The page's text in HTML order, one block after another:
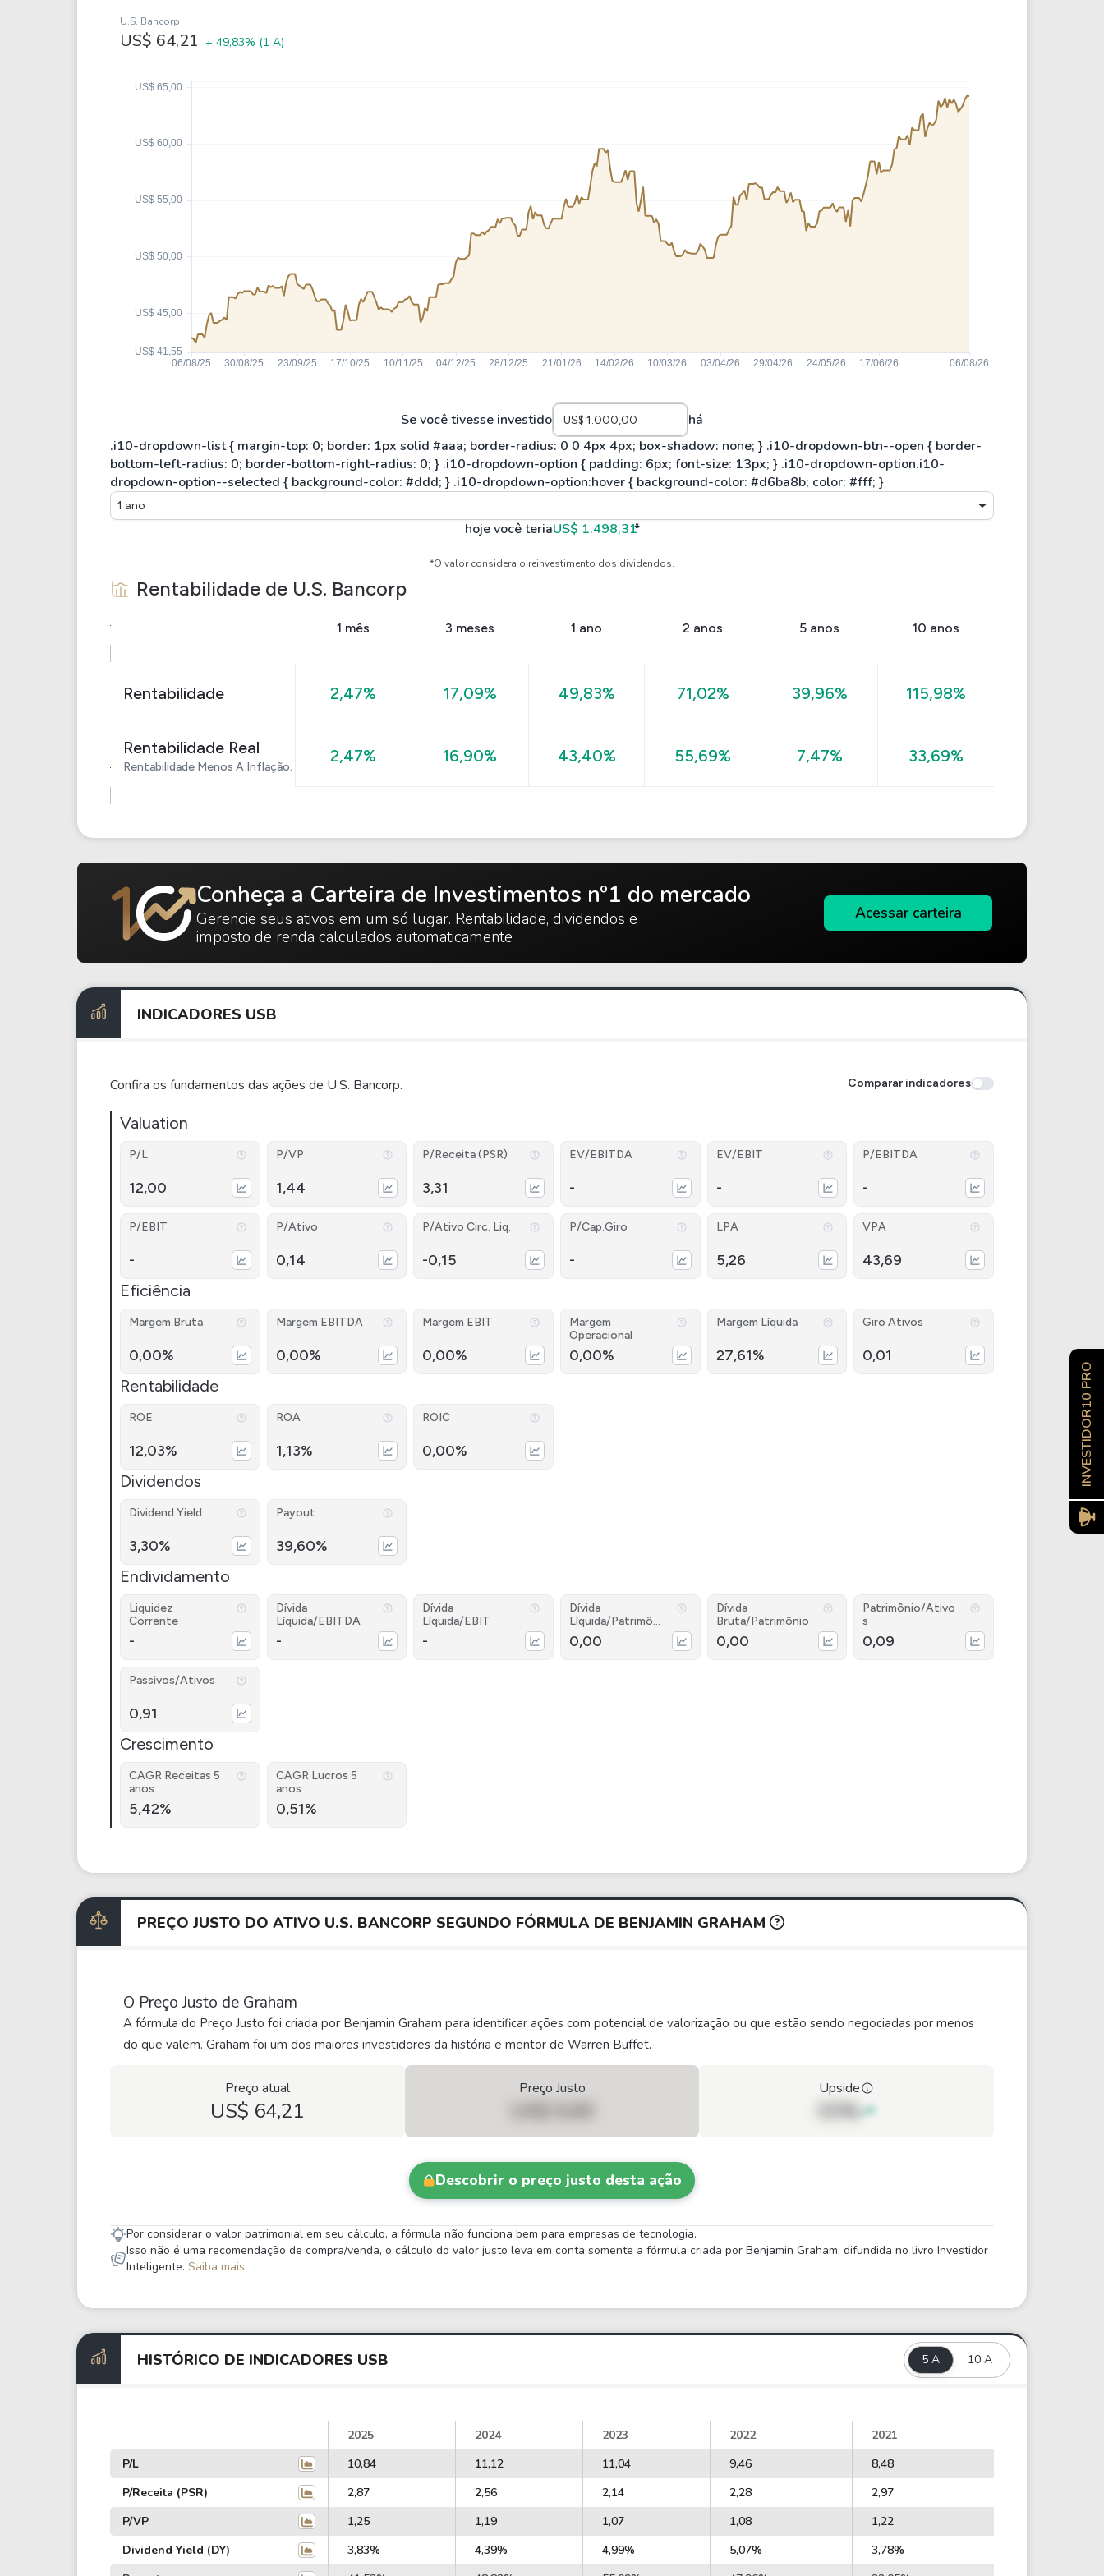
Klabin
Petrobrás
Ver todos
KNCR11
U.S. Bancorp
US$ 64,21 + 49,83% (1 A)
Se você tivesse investido há
1 ano
hoje você teriaUS$ 1.498,31*
*O valor considera o reinvestimento dos dividendos.
Rentabilidade de U.S. Bancorp
1 mês 3 meses 1 ano 2 anos 5 anos 10 anos
Rentabilidade 2,47% 17,09% 49,83% 71,02% 39,96% 115,98%
Rentabilidade Real
Rentabilidade Menos A Inflação.
2,47% 16,90% 43,40% 55,69% 7,47% 33,69%
Conheça a Carteira de Investimentos nº1 do mercado
Gerencie seus ativos em um só lugar. Rentabilidade, dividendos e
imposto de renda calculados automaticamente
Acessar carteira
INDICADORES USB
Confira os fundamentos das ações de U.S. Bancorp. Comparar indicadores
Valuation
P/L
12,00
P/VP
1,44
P/Receita (PSR)
3,31
EV/EBITDA
-
EV/EBIT
-
P/EBITDA
-
P/EBIT
-
P/Ativo
0,14
P/Ativo Circ. Liq.
-0,15
P/Cap.Giro
-
LPA
5,26
VPA
43,69
Eficiência
Margem Bruta
0,00%
Margem EBITDA
0,00%
Margem EBIT
0,00%
Margem
Operacional
0,00%
Margem Líquida
27,61%
Giro Ativos
0,01
Rentabilidade
ROE
12,03%
ROA
1,13%
ROIC
0,00%
Dividendos
Dividend Yield
3,30%
Payout
39,60%
Endividamento
Liquidez
Corrente
-
Dívida
Líquida/EBITDA
-
Dívida
Líquida/EBIT
-
Dívida
Líquida/Patrimôni
o
0,00
Dívida
Bruta/Patrimônio
0,00
Patrimônio/Ativo
s
0,09
Passivos/Ativos
0,91
Crescimento
CAGR Receitas 5
anos
5,42%
CAGR Lucros 5
anos
0,51%
PREÇO JUSTO DO ATIVO U.S. BANCORP SEGUNDO FÓRMULA DE BENJAMIN GRAHAM
O Preço Justo de Graham
A fórmula do Preço Justo foi criada por Benjamin Graham para identificar ações com potencial de valorização ou que estão sendo negociadas por menos
do que valem. Graham foi um dos maiores investidores da história e mentor de Warren Buffet.
Preço atual
US$ 64,21
Preço Justo Upside
00%
Descobrir o preço justo desta ação
Por considerar o valor patrimonial em seu cálculo, a fórmula não funciona bem para empresas de tecnologia.
Isso não é uma recomendação de compra/venda, o cálculo do valor justo leva em conta somente a fórmula criada por Benjamin Graham, difundida no livro Investidor
Inteligente. Saiba mais.
HISTÓRICO DE INDICADORES USB 5 A 10 A
2025 2024 2023 2022
2021
P/L
10,84 11,12 11,04 9,46
8,48
P/Receita (PSR)
2,87 2,56 2,14 2,28
2,97
P/VP
1,25 1,19 1,07 1,08
1,22
Dividend Yield (DY)
3,83% 4,39% 4,99% 5,07%
3,78%
INVESTIDOR10 PRO